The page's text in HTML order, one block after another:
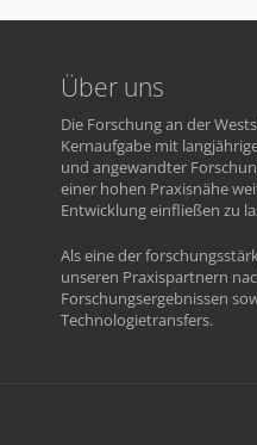
Über uns
Die Forschung an der
Kernaufgabe mit
und angewandter
einer hohen Praxisnähe
Entwicklung einfließen zu
Als eine der
unseren Praxispartnern
Forschungsergebnissen
Technologietransfers.